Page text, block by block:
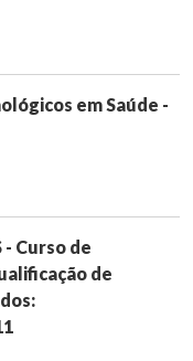
em Saúde -
- Curso de
de